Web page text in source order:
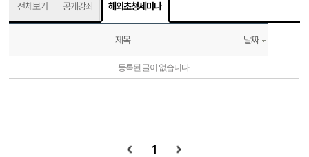
전체보기 공개강좌 해외초청세미나
제목 날짜
등록된 글이 없습니다.
1